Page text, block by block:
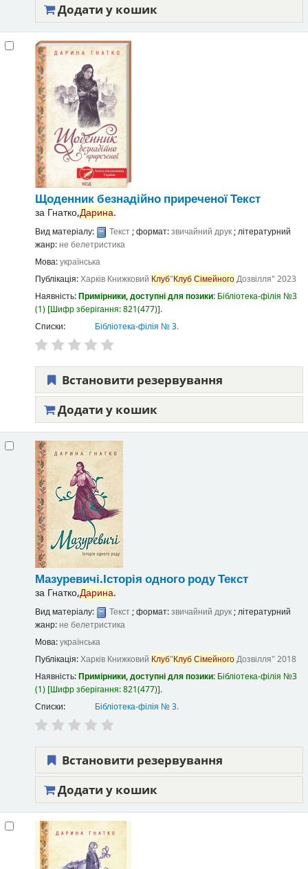
Додати у кошик
Щоденник безнадійно приреченоїТекст
за Гнатко,Дарина.
Вид матеріалу: Текст; формат:звичайний друк; літературний
жанр:не белетристика
Мова:українська
Публікація:Харків Книжковий Клуб"КлубСімейногоДозвілля" 2023
Наявність:Примірники, доступні для позики: Бібліотека-філія №3
(1) Шифр зберігання:821(477) .
Списки:
Бібліотека-філія № 3.
Встановити резервування
Додати у кошик
Мазуревичі.Історія одного родуТекст
за Гнатко,Дарина.
Вид матеріалу: Текст; формат:звичайний друк; літературний
жанр: не белетристика
Мова:українська
Публікація:Харків Книжковий Клуб"КлубСімейногоДозвілля" 2018
Наявність:Примірники, доступні для позики: Бібліотека-філія №3
(1) Шифр зберігання:821(477) .
Списки:
Бібліотека-філія № 3.
Встановити резервування
Додати у кошик